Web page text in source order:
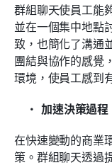
群組聊天使員工能
並在一個集中地點
致，也簡化了溝通
團結與協作的感覺
環境，使員工感到
加速決策過程
在快速變動的商業
策。群組聊天透過